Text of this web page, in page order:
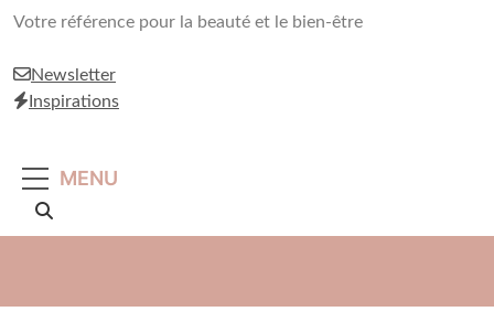
Beauté, Esthétique,
Anti-Âge
Votre référence pour la beauté et le bien-être
Newsletter
Inspirations
MENU